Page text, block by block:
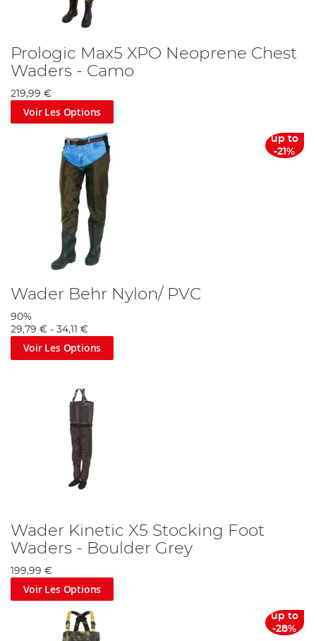
Prologic Max5 XPO Neoprene Chest
Waders - Camo
219,99 €
Voir Les Options
up to
-21%
Wader Behr Nylon/ PVC
90%
29,79 € - 34,11 €
Voir Les Options
Wader Kinetic X5 Stocking Foot
Waders - Boulder Grey
199,99 €
Voir Les Options
up to
-28%